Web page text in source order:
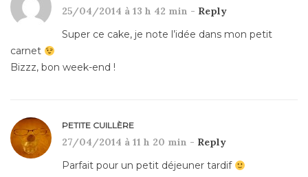
25/04/2014 à 13 h 42 min - Reply
Super ce cake, je note l’idée dans mon petit
carnet
Bizzz, bon week-end !
PETITE CUILLÈRE
27/04/2014 à 11 h 20 min - Reply
Parfait pour un petit déjeuner tardif